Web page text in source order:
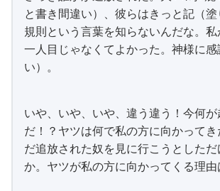
と書き間違い）、彼らはきっと記（塗
規則という言葉を知らないんだな。
一人目じゃなくてよかった。神様に感
い）。
いや、いや、いや、違う違う！今何
だ！？ヤツは何で私の方に向かって
だ追放された奴を見に行こうとした
か。ヤツが私の方に向かってくる理由